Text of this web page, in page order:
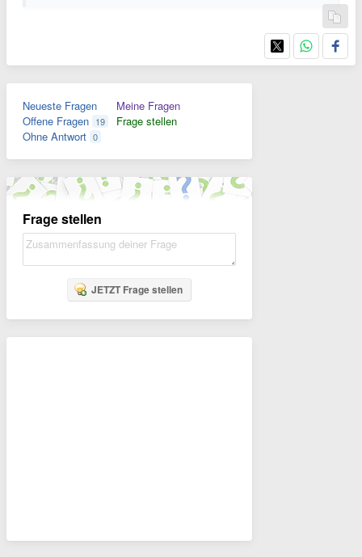
Neueste Fragen
Offene Fragen 19
Ohne Antwort 0
Meine Fragen
Frage stellen
Frage stellen
JETZT Frage stellen